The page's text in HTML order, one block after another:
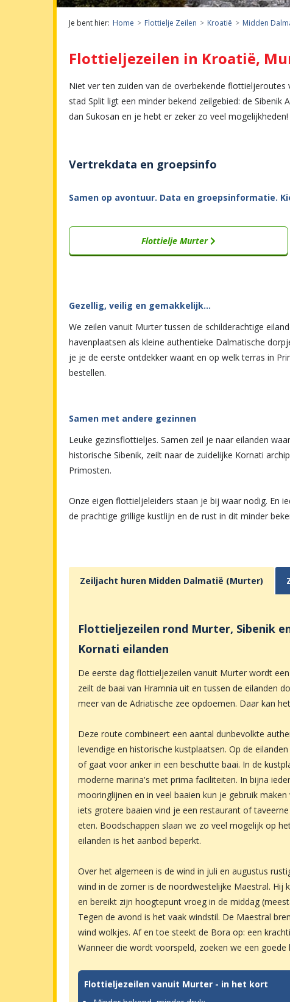
Je bent hier: Home Flottielje Zeilen Kroatië Midden
Flottieljezeilen in Kroatië,
Niet ver ten zuiden van de overbekende
stad Split ligt een minder bekend zeilgebied: de
dan Sukosan en je hebt er zeker zo veel mogelijkheden!
Vertrekdata en groepsinfo
Samen op avontuur. Data en groepsinformatie.
Flottielje Murter
Gezellig, veilig en gemakkelijk…
We zeilen vanuit Murter tussen de schilderachtige
havenplaatsen als kleine authentieke Dalmatische
je je de eerste ontdekker waant en op welk terras in
bestellen.
Samen met andere gezinnen
Leuke gezinsflottieljes. Samen zeil je naar eilanden
historische Sibenik, zeilt naar de zuidelijke Kornati
Primosten.
Onze eigen flottieljeleiders staan je bij waar nodig. En
de prachtige grillige kustlijn en de rust in dit minder
Zeiljacht huren Midden Dalmatië (Murter)
Flottieljezeilen rond Murter, Sibenik
Kornati eilanden
De eerste dag flottieljezeilen vanuit Murter wordt
zeilt de baai van Hramnia uit en tussen de eilanden
meer van de Adriatische zee opdoemen. Daar kan
Deze route combineert een aantal dunbevolkte
levendige en historische kustplaatsen. Op de
of gaat voor anker in een beschutte baai. In de
moderne marina's met prima faciliteiten. In bijna
mooringlijnen en in veel baaien kun je gebruik
iets grotere baaien vind je een restaurant of
eten. Boodschappen slaan we zo veel mogelijk op
eilanden is het aanbod beperkt.
Over het algemeen is de wind in juli en augustus
wind in de zomer is de noordwestelijke Maestral. Hij
en bereikt zijn hoogtepunt vroeg in de middag
Tegen de avond is het vaak windstil. De Maestral
wind wolkjes. Af en toe steekt de Bora op: een
Wanneer die wordt voorspeld, zoeken we een goede
Flottieljezeilen vanuit Murter - in het kort